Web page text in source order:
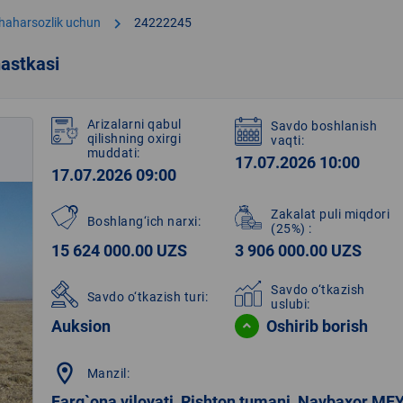
uchun chevron_right 24222245
Arizalarni qabul
qilishning oxirgi
muddati:
17.07.2026 09:00
Savdo boshlanish
vaqti:
17.07.2026 10:00
Boshlang‘ich narxi:
15 624 000.00 UZS
Zakalat puli miqdori
(25%) :
3 906 000.00 UZS
Savdo o‘tkazish turi:
Auksion
Savdo o‘tkazish
uslubi:
Oshirib borish
location_on Manzil: